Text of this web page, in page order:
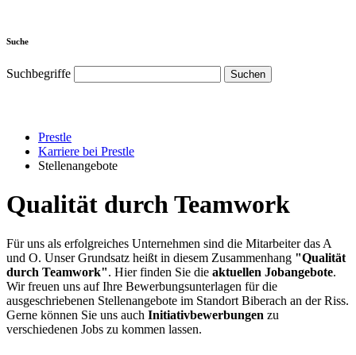
Suche
Suchbegriffe
Prestle
Karriere bei Prestle
Stellenangebote
Qualität durch Teamwork
Für uns als erfolgreiches Unternehmen sind die Mitarbeiter das A
und O. Unser Grundsatz heißt in diesem Zusammenhang "Qualität
durch Teamwork". Hier finden Sie die aktuellen Jobangebote.
Wir freuen uns auf Ihre Bewerbungsunterlagen für die
ausgeschriebenen Stellenangebote im Standort Biberach an der Riss.
Gerne können Sie uns auch Initiativbewerbungen zu
verschiedenen Jobs zu kommen lassen.